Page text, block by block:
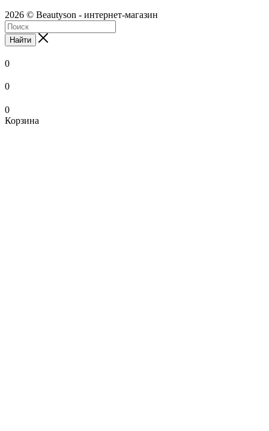
2026 © Beautyson - интернет-магазин
Найти
0
0
0
Корзина